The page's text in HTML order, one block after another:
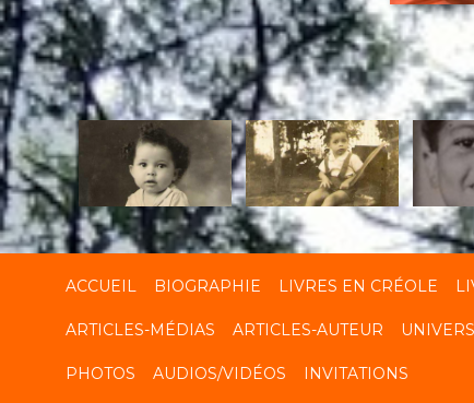
ACCUEIL BIOGRAPHIE LIVRES EN CRÉOLE
ARTICLES-MÉDIAS ARTICLES-AUTEUR
PHOTOS AUDIOS/VIDÉOS INVITATIONS